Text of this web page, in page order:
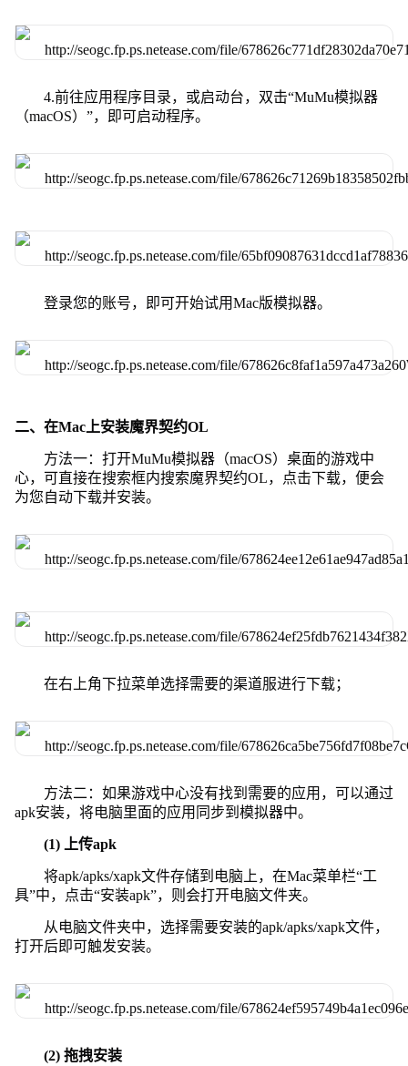
4.前往应用程序目录，或启动台，双击“MuMu模拟器
（macOS）”，即可启动程序。
登录您的账号，即可开始试用Mac版模拟器。
二、在Mac上安装魔界契约OL
方法一：打开MuMu模拟器（macOS）桌面的游戏中
心，可直接在搜索框内搜索魔界契约OL，点击下载，便会
为您自动下载并安装。
在右上角下拉菜单选择需要的渠道服进行下载；
方法二：如果游戏中心没有找到需要的应用，可以通过
apk安装，将电脑里面的应用同步到模拟器中。
(1) 上传apk
将apk/apks/xapk文件存储到电脑上，在Mac菜单栏“工
具”中，点击“安装apk”，则会打开电脑文件夹。
从电脑文件夹中，选择需要安装的apk/apks/xapk文件，
打开后即可触发安装。
(2) 拖拽安装